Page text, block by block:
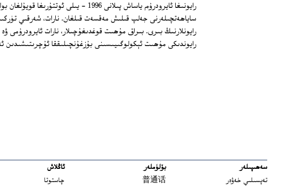
رايونىغا ئايرودرۇم ياساش پىلانى 1996 -
ساياھەتچىلەرنى جەلپ قىلىش مەقسەت قىلغان. نارات، شەرقىي
رايونلارنىڭ بىرى. بىراق مۇھىت قوغدىغۇچىلار، نارات ئايرودرۇمى
رايوندىكى مۇھىت ئېكولوگىيىسىنى بۇزغۇنچىلىققا ئۇچرىتىشىدىن
سەھىپىلەر
تەپسىلىي خەۋەر
بۆلۈملەر
普通话
ئاڭلاش
چاستوتا